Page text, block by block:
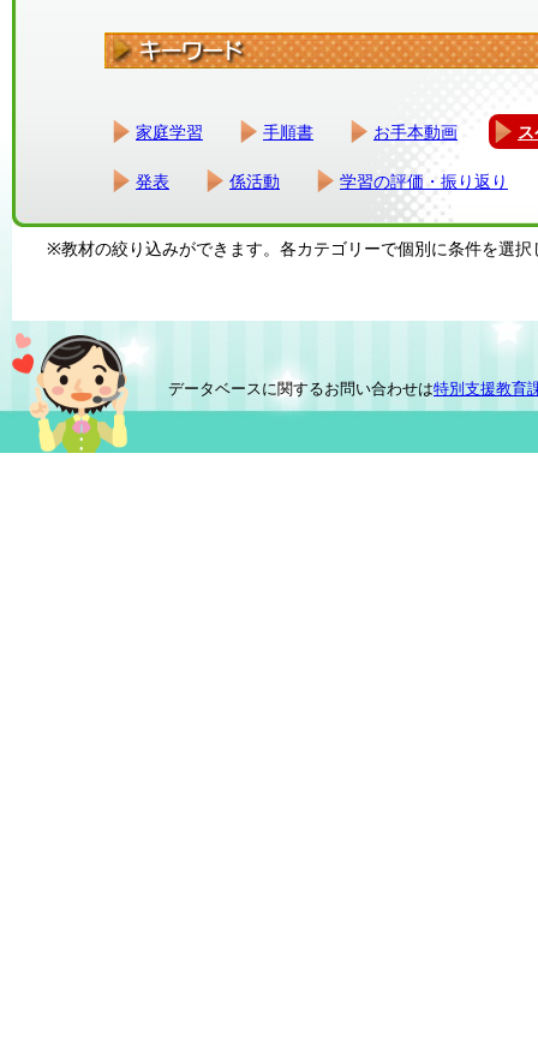
家庭学習 手順書 お手本動画
発表 係活動 学習の評価・振り返り
※教材の絞り込みができます。各カテゴリーで個別に条件を選択
データベースに関するお問い合わせは特別支援教育